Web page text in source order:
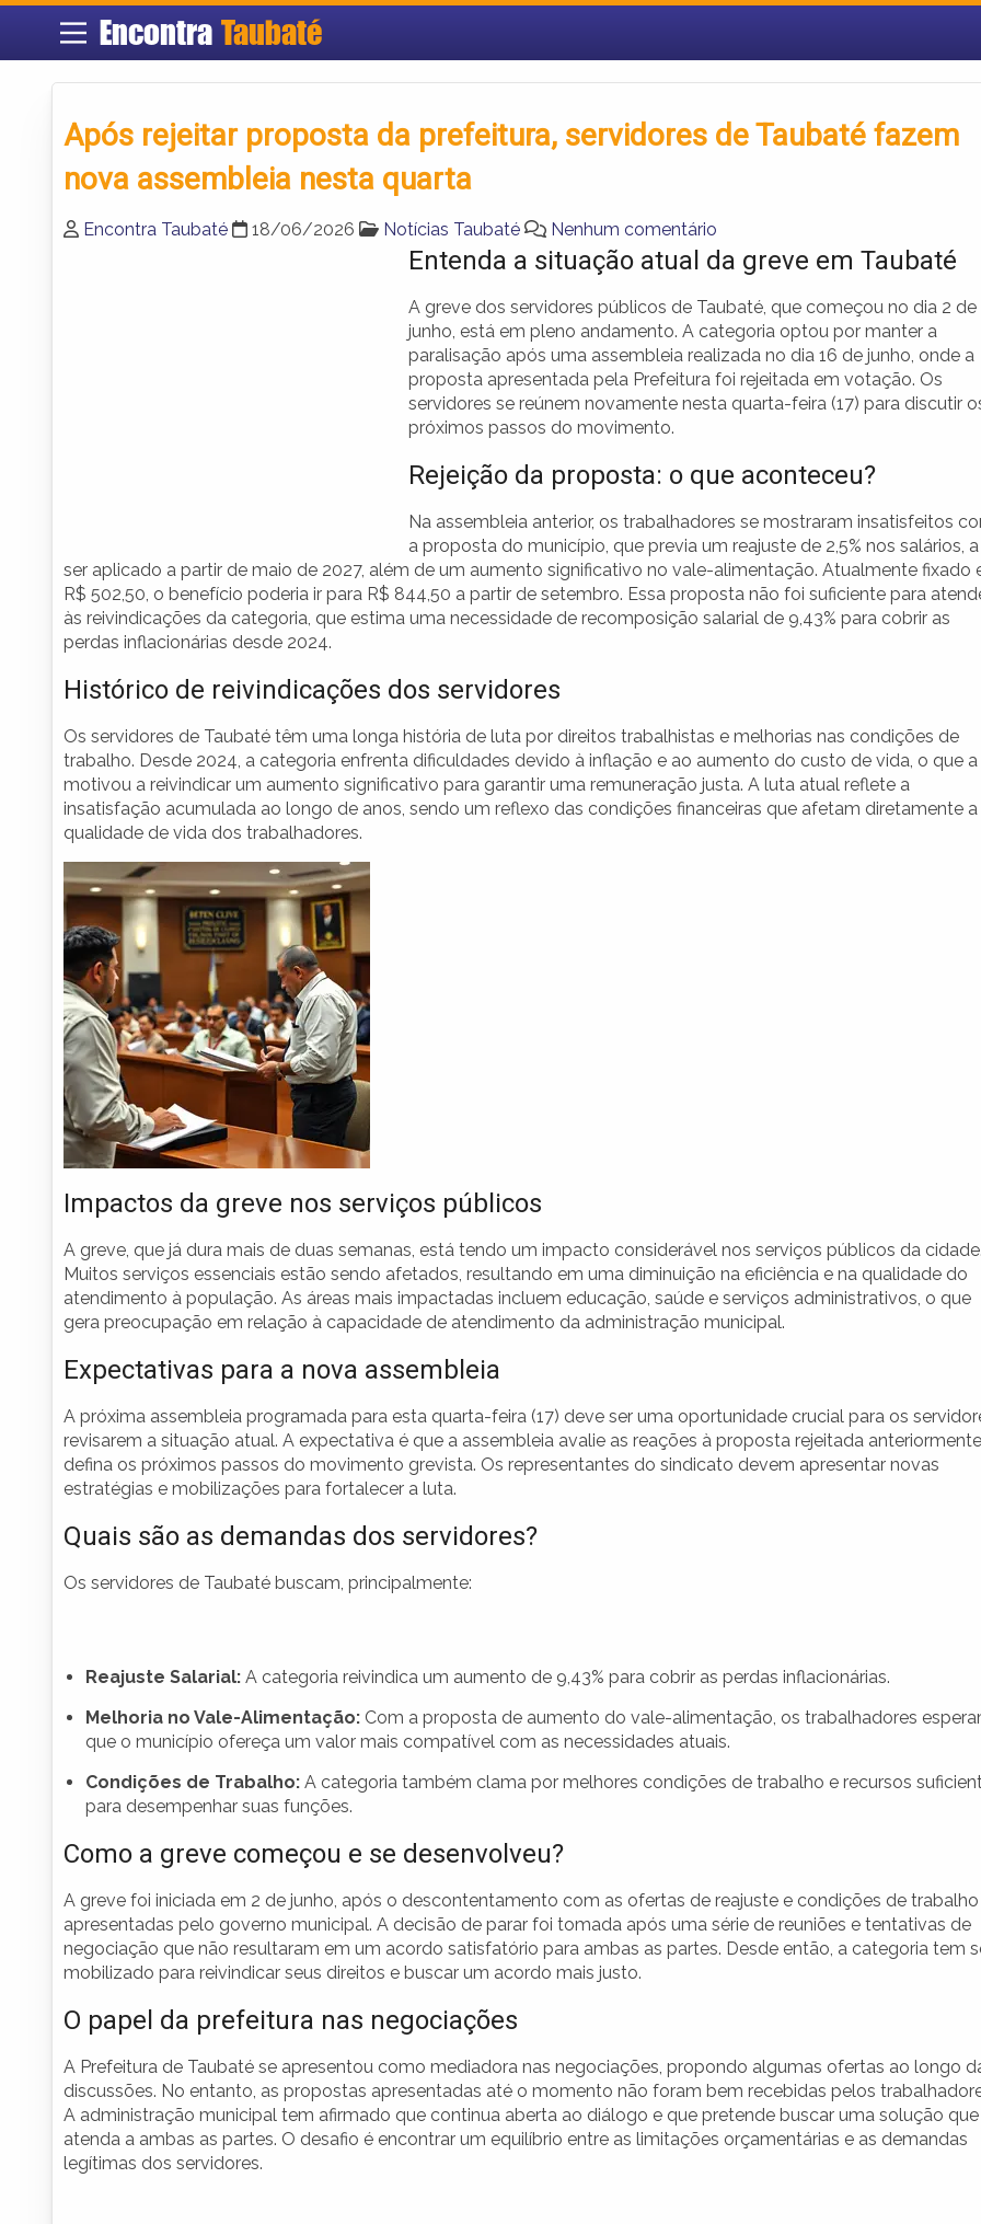
Encontra Taubaté
Após rejeitar proposta da prefeitura, servidores de Taubaté fazem
nova assembleia nesta quarta
Encontra Taubaté 18/06/2026 Notícias Taubaté Nenhum comentário
Entenda a situação atual da greve em Taubaté
A greve dos servidores públicos de Taubaté, que começou no dia 2 de
junho, está em pleno andamento. A categoria optou por manter a
paralisação após uma assembleia realizada no dia 16 de junho, onde a
proposta apresentada pela Prefeitura foi rejeitada em votação. Os
servidores se reúnem novamente nesta quarta-feira (17) para discutir
próximos passos do movimento.
Rejeição da proposta: o que aconteceu?
Na assembleia anterior, os trabalhadores se mostraram insatisfeitos
a proposta do município, que previa um reajuste de 2,5% nos salários, a
ser aplicado a partir de maio de 2027, além de um aumento significativo no vale-alimentação. Atualmente fixado
R$ 502,50, o benefício poderia ir para R$ 844,50 a partir de setembro. Essa proposta não foi suficiente para
às reivindicações da categoria, que estima uma necessidade de recomposição salarial de 9,43% para cobrir as
perdas inflacionárias desde 2024.
Histórico de reivindicações dos servidores
Os servidores de Taubaté têm uma longa história de luta por direitos trabalhistas e melhorias nas condições de
trabalho. Desde 2024, a categoria enfrenta dificuldades devido à inflação e ao aumento do custo de vida, o que a
motivou a reivindicar um aumento significativo para garantir uma remuneração justa. A luta atual reflete a
insatisfação acumulada ao longo de anos, sendo um reflexo das condições financeiras que afetam diretamente a
qualidade de vida dos trabalhadores.
Impactos da greve nos serviços públicos
A greve, que já dura mais de duas semanas, está tendo um impacto considerável nos serviços públicos da cidade.
Muitos serviços essenciais estão sendo afetados, resultando em uma diminuição na eficiência e na qualidade do
atendimento à população. As áreas mais impactadas incluem educação, saúde e serviços administrativos, o que
gera preocupação em relação à capacidade de atendimento da administração municipal.
Expectativas para a nova assembleia
A próxima assembleia programada para esta quarta-feira (17) deve ser uma oportunidade crucial para os
revisarem a situação atual. A expectativa é que a assembleia avalie as reações à proposta rejeitada
defina os próximos passos do movimento grevista. Os representantes do sindicato devem apresentar novas
estratégias e mobilizações para fortalecer a luta.
Quais são as demandas dos servidores?
Os servidores de Taubaté buscam, principalmente:
Reajuste Salarial: A categoria reivindica um aumento de 9,43% para cobrir as perdas inflacionárias.
Melhoria no Vale-Alimentação: Com a proposta de aumento do vale-alimentação, os trabalhadores
que o município ofereça um valor mais compatível com as necessidades atuais.
Condições de Trabalho: A categoria também clama por melhores condições de trabalho e recursos
para desempenhar suas funções.
Como a greve começou e se desenvolveu?
A greve foi iniciada em 2 de junho, após o descontentamento com as ofertas de reajuste e condições de trabalho
apresentadas pelo governo municipal. A decisão de parar foi tomada após uma série de reuniões e tentativas de
negociação que não resultaram em um acordo satisfatório para ambas as partes. Desde então, a categoria tem
mobilizado para reivindicar seus direitos e buscar um acordo mais justo.
O papel da prefeitura nas negociações
A Prefeitura de Taubaté se apresentou como mediadora nas negociações, propondo algumas ofertas ao longo
discussões. No entanto, as propostas apresentadas até o momento não foram bem recebidas pelos
A administração municipal tem afirmado que continua aberta ao diálogo e que pretende buscar uma solução que
atenda a ambas as partes. O desafio é encontrar um equilíbrio entre as limitações orçamentárias e as demandas
legítimas dos servidores.